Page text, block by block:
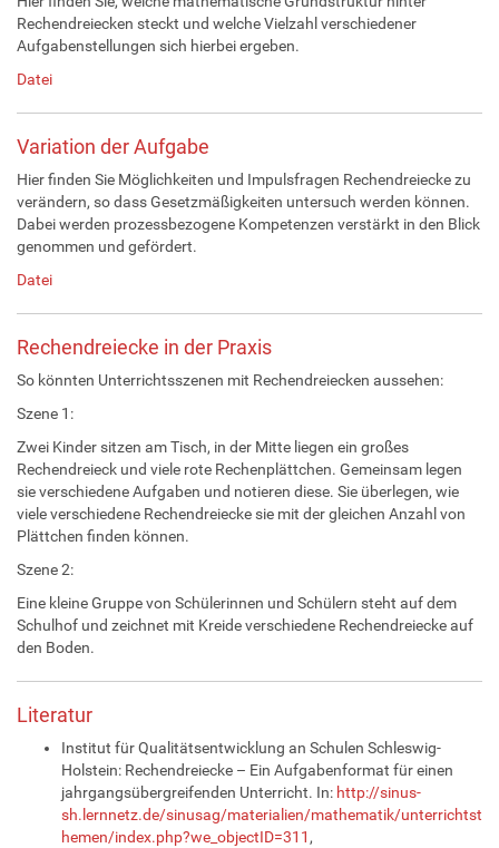
Rechendreiecken steckt und welche Vielzahl verschiedener
Aufgabenstellungen sich hierbei ergeben.
Datei
Variation der Aufgabe
Hier finden Sie Möglichkeiten und Impulsfragen Rechendreiecke zu
verändern, so dass Gesetzmäßigkeiten untersuch werden können.
Dabei werden prozessbezogene Kompetenzen verstärkt in den Blick
genommen und gefördert.
Datei
Rechendreiecke in der Praxis
So könnten Unterrichtsszenen mit Rechendreiecken aussehen:
Szene 1:
Zwei Kinder sitzen am Tisch, in der Mitte liegen ein großes
Rechendreieck und viele rote Rechenplättchen. Gemeinsam legen
sie verschiedene Aufgaben und notieren diese. Sie überlegen, wie
viele verschiedene Rechendreiecke sie mit der gleichen Anzahl von
Plättchen finden können.
Szene 2:
Eine kleine Gruppe von Schülerinnen und Schülern steht auf dem
Schulhof und zeichnet mit Kreide verschiedene Rechendreiecke auf
den Boden.
Literatur
Institut für Qualitätsentwicklung an Schulen Schleswig-
Holstein: Rechendreiecke – Ein Aufgabenformat für einen
jahrgangsübergreifenden Unterricht. In: http://sinus-
sh.lernnetz.de/sinusag/materialien/mathematik/unterrichtst
hemen/index.php?we_objectID=311 ,